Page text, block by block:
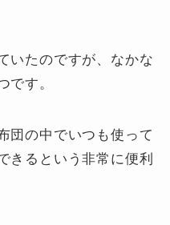
いたのですが、なかな
です。
団の中でいつも使って
きるという非常に便利